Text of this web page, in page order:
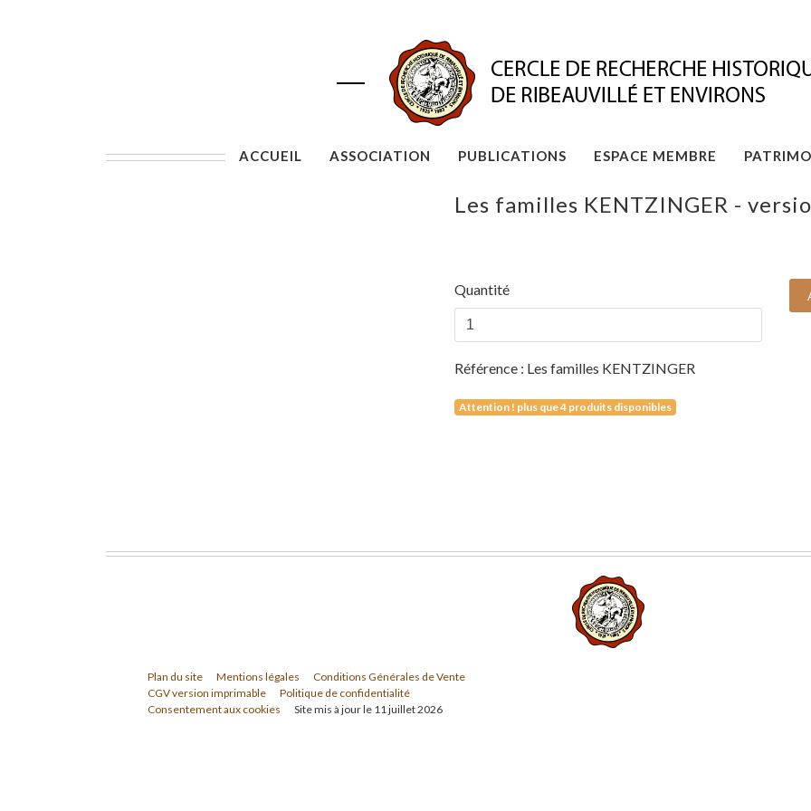
ACCUEIL ASSOCIATION PUBLICATIONS ESPACE MEMBRE
Les familles KENTZINGER -
Quantité
Référence : Les familles KENTZINGER
Attention ! plus que 4 produits disponibles
Plan du site Mentions légales
Conditions Générales de Vente
CGV version imprimable
Politique de confidentialité
Consentement aux cookies
Site mis à jour le 11 juillet 2026